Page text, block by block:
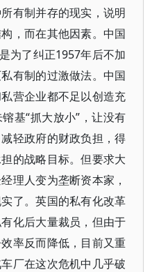
有制并存的现实，说明
，而在其他因素。中国
为了纠正1957年后不加
有制的过激做法。中国
营企业都不足以创造充
基“抓大放小”，让没有
轻政府的财政负担，得
的战略目标。但要求大
理人变为垄断资本家，
了。英国的私有化改革
化后大量裁员，但由于
率反而降低，目前又重
厂在这次危机中几乎破